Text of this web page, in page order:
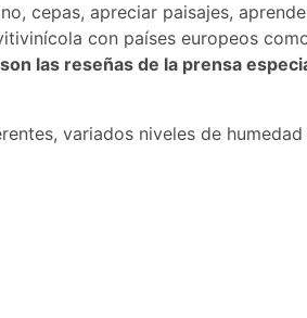
cepas, apreciar paisajes,
con países europeos
las reseñas de la prensa
variados niveles de